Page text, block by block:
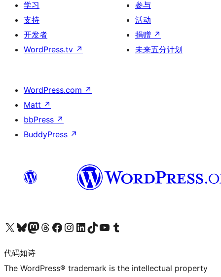
学习
支持
开发者
WordPress.tv ↗
参与
活动
捐赠 ↗
未来五分计划
WordPress.com ↗
Matt ↗
bbPress ↗
BuddyPress ↗
关注我们的 X（原 Twitter）账号访问我们的 Bluesky 账号关注我们的 Mastodon 账号访问我们的 Threads 账号 访问我们的 Facebook 公共主页关注我们的 Instagram 账号 关注我们的 LinkedIn 主页访问我们的 TikTok 账号访问我们的 YouTube 频道 访问我们的 Tumblr 账号
代码如诗
The WordPress® trademark is the intellectual property